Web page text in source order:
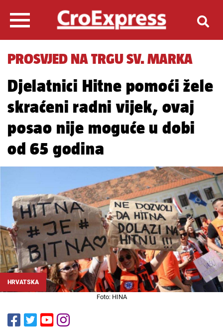
PROSVJED NA TRGU SV. MARKA
Djelatnici Hitne pomoći žele
skraćeni radni vijek, ovaj
posao nije moguće u dobi
od 65 godina
HRVATSKA
Foto: HINA